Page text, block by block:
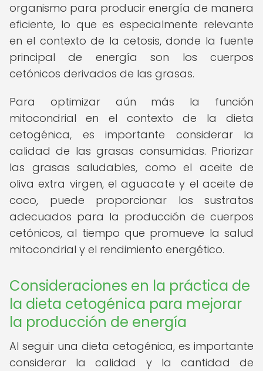
organismo para producir energía de manera
eficiente, lo que es especialmente relevante
en el contexto de la cetosis, donde la fuente
principal de energía son los cuerpos
cetónicos derivados de las grasas.
Para optimizar aún más la función
mitocondrial en el contexto de la dieta
cetogénica, es importante considerar la
calidad de las grasas consumidas. Priorizar
las grasas saludables, como el aceite de
oliva extra virgen, el aguacate y el aceite de
coco, puede proporcionar los sustratos
adecuados para la producción de cuerpos
cetónicos, al tiempo que promueve la salud
mitocondrial y el rendimiento energético.
Consideraciones en la práctica de
la dieta cetogénica para mejorar
la producción de energía
Al seguir una dieta cetogénica, es importante
considerar la calidad y la cantidad de